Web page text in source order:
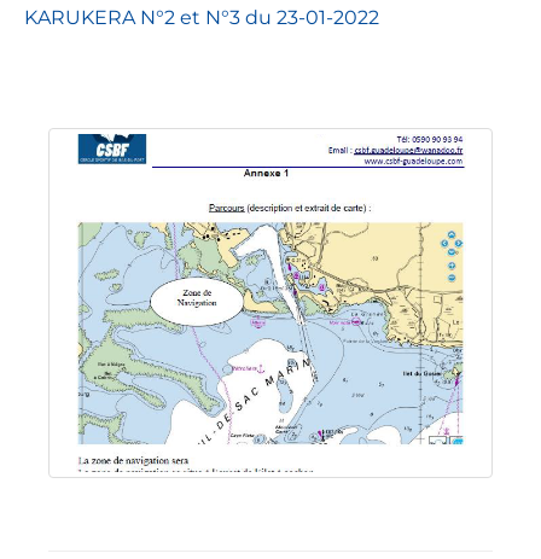
KARUKERA N°2 et N°3 du 23-01-2022